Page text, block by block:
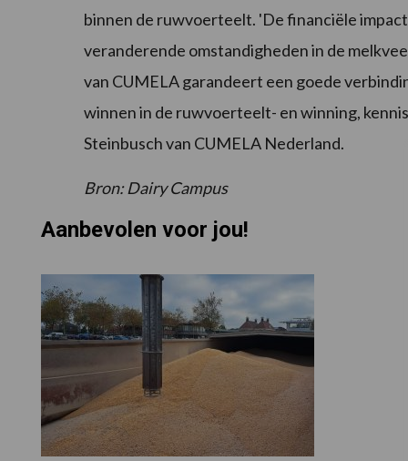
binnen de ruwvoerteelt. 'De financiële
veranderende omstandigheden in de
van CUMELA garandeert een goede
winnen in de ruwvoerteelt- en winning,
Steinbusch van CUMELA Nederland.
Bron: Dairy Campus
Aanbevolen voor jou!